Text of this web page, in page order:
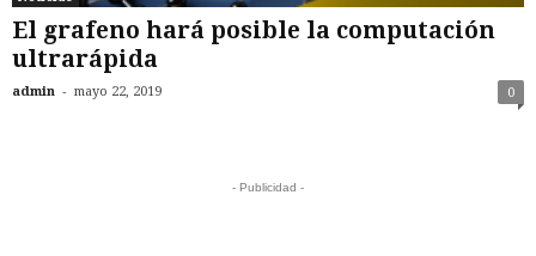
El grafeno hará posible la computación
ultrarápida
admin - mayo 22, 2019 0
- Publicidad -